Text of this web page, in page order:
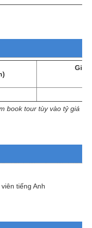
Giá
book tour tùy vào tỷ giá
tiếng Anh